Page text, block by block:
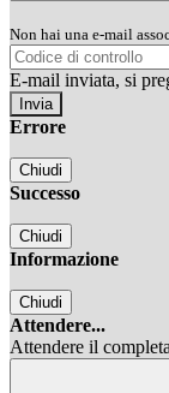
Non hai una e-mail
E-mail inviata, si
Errore
Chiudi
Successo
Chiudi
Informazione
Chiudi
Attendere...
Attendere il